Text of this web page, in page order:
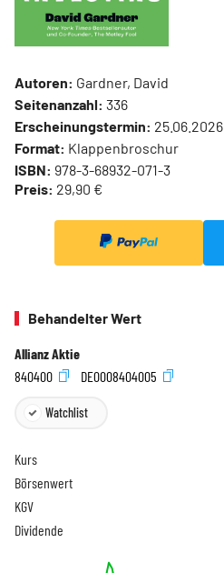
Autoren: Gardner, David
Seitenanzahl: 336
Erscheinungstermin: 25.06.2026
Format: Klappenbroschur
ISBN: 978-3-68932-071-3
Preis: 29,90 €
Behandelter Wert
Allianz Aktie
840400
DE0008404005
Watchlist
Kurs
Börsenwert
KGV
Dividende